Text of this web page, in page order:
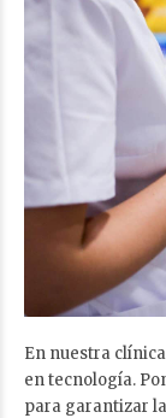
En nuestra
en tecnología.
para garantizar